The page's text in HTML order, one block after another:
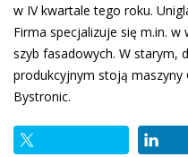
w IV kwartale tego roku.
Firma specjalizuje się m.in.
szyb fasadowych. W starym,
produkcyjnym stoją maszyny
Bystronic.